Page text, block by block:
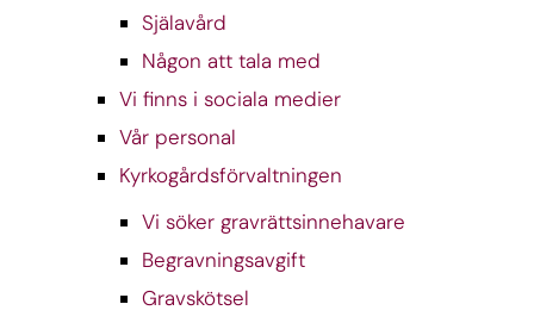
Själavård
Någon att tala med
Vi finns i sociala medier
Vår personal
Kyrkogårdsförvaltningen
Vi söker gravrättsinnehavare
Begravningsavgift
Gravskötsel